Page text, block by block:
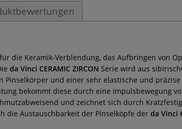
die Keramik-Verblendung, das Aufbringen von
da Vinci CERAMIC ZIRCON Serie wird aus
und einer sehr elastische und präzise
bekommt diese durch eine Impulsbewegung
und zeichnet sich durch
die Austauschbarkeit der Pinselköpfe der da Vinci